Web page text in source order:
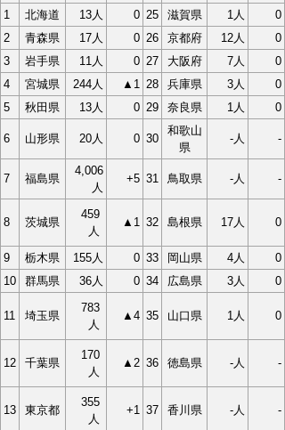
1
北海道 13人 0 25 滋賀県 1人
0
2
青森県 17人 0 26 京都府 12人
0
3
岩手県 11人 0 27 大阪府 7人
0
4
宮城県 244人 ▲1 28 兵庫県 3人
0
5
秋田県 13人 0 29 奈良県 1人 0
6 山形県 20人 0 30
和歌山
県
-人 -
7 福島県
4,006
人
+5 31 鳥取県 -人 -
8 茨城県
459
人
▲1 32 島根県 17人 0
9 栃木県 155人 0 33 岡山県 4人
0
10
群馬県 36人 0 34 広島県 3人 0
11 埼玉県
783
人
▲4 35 山口県 1人 0
12 千葉県
170
人
▲2 36 徳島県 -人 -
13 東京都
355
人
+1 37 香川県 -人 -